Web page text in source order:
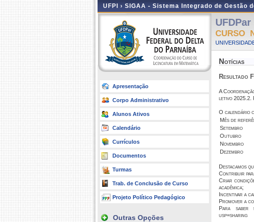
UFPI › SIGAA - Sistema Integrado de Gestão
Apresentação
Corpo Administrativo
Alunos Ativos
Calendário
Currículos
Documentos
Turmas
Trab. de Conclusão de Curso
Projeto Político Pedagógico
Outras Opções
CURSO
Notícias
Resultado
A
letivo 2025.2.
O calendário
Mês de
Setembro
Outubro
Novembro
Dezembro
Destacamos
Contribuir
Criar
acadêmica;
Incentivar a
Promover a
Para saber
usp=sharing